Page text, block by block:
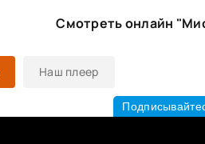
Смотреть онлайн
Наш плеер